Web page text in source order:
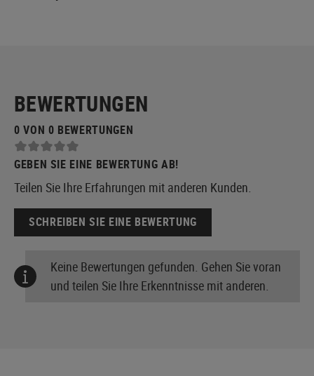
BEWERTUNGEN
0 VON 0 BEWERTUNGEN
GEBEN SIE EINE BEWERTUNG AB!
Teilen Sie Ihre Erfahrungen mit anderen Kunden.
SCHREIBEN SIE EINE BEWERTUNG
Keine Bewertungen gefunden. Gehen Sie voran
und teilen Sie Ihre Erkenntnisse mit anderen.